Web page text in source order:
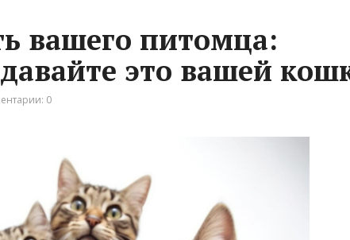
вашего питомца:
это вашей
0